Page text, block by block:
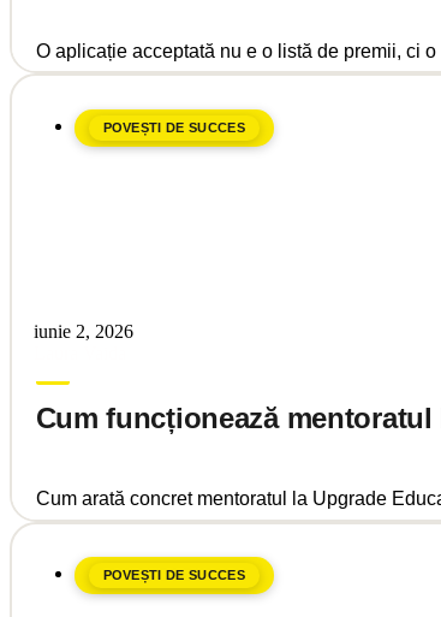
O aplicație acceptată nu e o listă de premii, ci
POVEȘTI DE SUCCES
iunie 2, 2026
Cum funcționează
Cum arată concret mentoratul la Upgrade
POVEȘTI DE SUCCES